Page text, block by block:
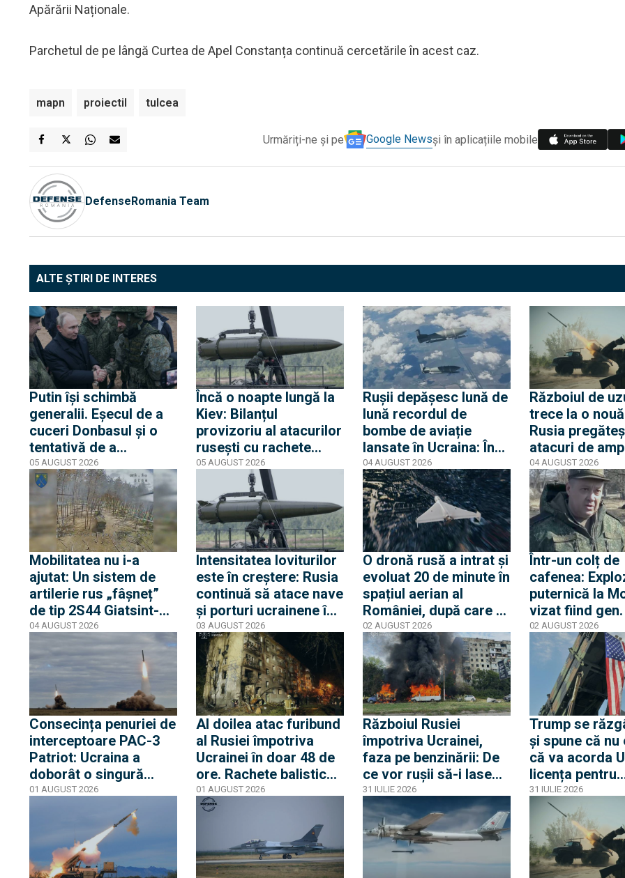
Apărării Naționale.
Parchetul de pe lângă Curtea de Apel Constanța continuă cercetările în acest caz.
mapn proiectil tulcea
Urmăriți-ne și pe Google Newsși în aplicațiile mobile
DefenseRomania Team
ALTE ȘTIRI DE INTERES
Putin își schimbă
generalii. Eșecul de a
cuceri Donbasul și o
tentativă de a
impulsiona invazia din
Ucraina au condus la
schimbări în
conducerea Armatei
ruse
05 AUGUST 2026
Încă o noapte lungă la
Kiev: Bilanțul
provizoriu al atacurilor
rusești cu rachete
balistice și hipersonice
indică 15 morți și 51 de
răniți
05 AUGUST 2026
Rușii depășesc lună de
lună recordul de
bombe de aviație
lansate în Ucraina: În
iulie, 8.300 de KAB-uri
au fost folosite
împotriva orașelor
ucrainene
04 AUGUST 2026
Războiul de
trece la o
Rusia
atacuri de
asupra
și canalizare
04 AUGUST 2026
Mobilitatea nu i-a
ajutat: Un sistem de
artilerie rus „fâșneț”
de tip 2S44 Giatsint-K,
urmărit și distrus de o
dronă ucraineană
(Video). E doar al
doilea 2S44 distrus în
război
04 AUGUST 2026
Intensitatea loviturilor
este în creștere: Rusia
continuă să atace nave
și porturi ucrainene în
zona Mării Negre
03 AUGUST 2026
O dronă rusă a intrat și
evoluat 20 de minute în
spațiul aerian al
României, după care a
ieșit. La ieșire
ucrainenii au doborât-
o
02 AUGUST 2026
Într-un colț de
cafenea:
puternică la
vizat fiind
Aleksandr
șeful aviației
ruse cunoscut
„măcelarul din
Chaiko ar fi
supraviețuit
02 AUGUST 2026
Consecința penuriei de
interceptoare PAC-3
Patriot: Ucraina a
doborât o singură
rachetă balistică din
cele 27 de rachete
Iskander sau Kinjal
lansate de ruși
01 AUGUST 2026
Al doilea atac furibund
al Rusiei împotriva
Ucrainei în doar 48 de
ore. Rachete balistice
lansate sper Kiev au
lovit blocuri de
01 AUGUST 2026
Războiul Rusiei
împotriva Ucrainei,
faza pe benzinării: De
ce vor rușii să-i lase
fără combustibili pe
ucrainenii din zona
frontului
31 IULIE 2026
Trump se
și spune că nu
că va acorda
licența pentru
rachetele
31 IULIE 2026